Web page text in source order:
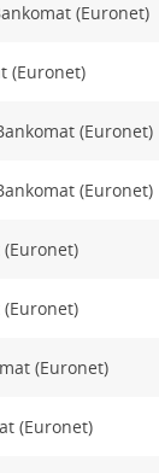
(Euronet)
(Euronet)
(Euronet)
(Euronet)
(Euronet)
(Euronet)